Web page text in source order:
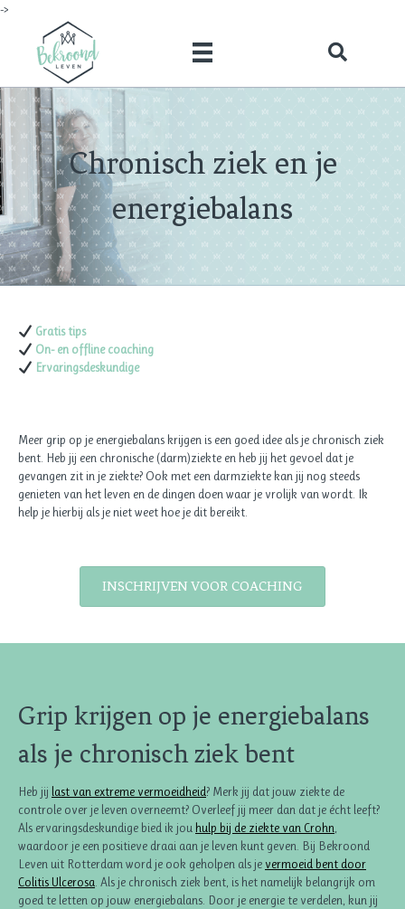
->
Chronisch ziek en je
energiebalans
Gratis tips
On- en offline coaching
Ervaringsdeskundige
Meer grip op je energiebalans krijgen is een goed idee als je chronisch ziek
bent. Heb jij een chronische (darm)ziekte en heb jij het gevoel dat je
gevangen zit in je ziekte? Ook met een darmziekte kan jij nog steeds
genieten van het leven en de dingen doen waar je vrolijk van wordt. Ik
help je hierbij als je niet weet hoe je dit bereikt.
INSCHRIJVEN VOOR COACHING
Grip krijgen op je energiebalans
als je chronisch ziek bent
Heb jij last van extreme vermoeidheid? Merk jij dat jouw ziekte de
controle over je leven overneemt? Overleef jij meer dan dat je écht leeft?
Als ervaringsdeskundige bied ik jou hulp bij de ziekte van Crohn,
waardoor je een positieve draai aan je leven kunt geven. Bij Bekroond
Leven uit Rotterdam word je ook geholpen als je vermoeid bent door
Colitis Ulcerosa. Als je chronisch ziek bent, is het namelijk belangrijk om
goed te letten op jouw energiebalans. Door je energie te verdelen, kun jij